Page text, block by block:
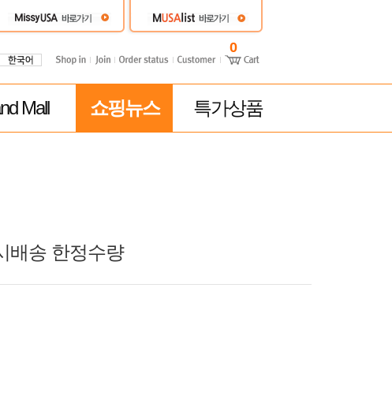
0
Mall 쇼핑뉴스 특가상품
배송 한정수량